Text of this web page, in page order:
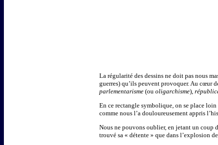
La régularité des dessins ne doit pas nous
guerres) qu’ils peuvent provoquer. Au cœur
parlementarisme (ou oligarchisme),
En ce rectangle symbolique, on se place
comme nous l’a douloureusement appris
Nous ne pouvons oublier, en jetant un coup
trouvé sa « détente » que dans l’explosion